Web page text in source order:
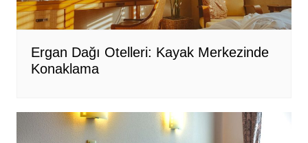
Ergan Dağı Otelleri: Kayak Merkezinde
Konaklama